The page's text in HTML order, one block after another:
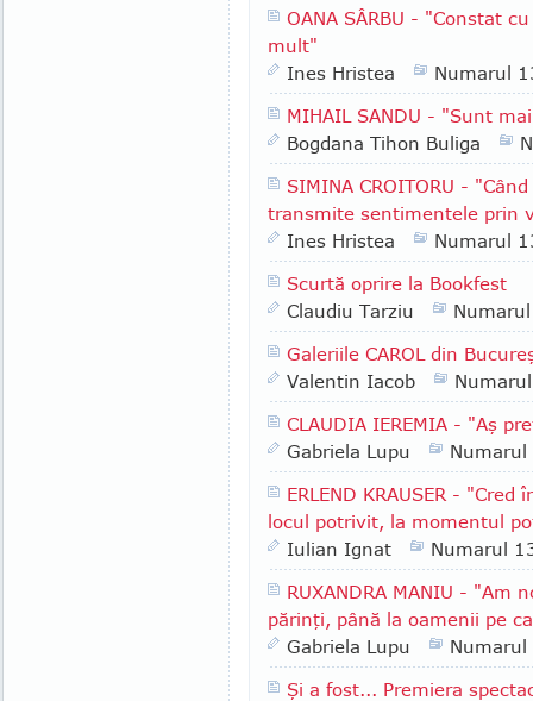
OANA SÂRBU - "Constat
mult"
Ines Hristea
Numarul
MIHAIL SANDU - "Sunt
Bogdana Tihon Buliga
SIMINA CROITORU -
transmite sentimentele prin
Ines Hristea
Numarul
Scurtă oprire la Bookfest
Claudiu Tarziu
Galeriile CAROL din
Valentin Iacob
CLAUDIA IEREMIA - "Aş
Gabriela Lupu
ERLEND KRAUSER -
locul potrivit, la momentul
Iulian Ignat
Numarul
RUXANDRA MANIU - "Am
părinţi, până la oamenii pe
Gabriela Lupu
Şi a fost... Premiera